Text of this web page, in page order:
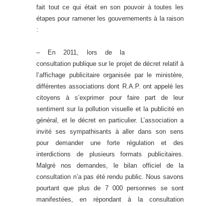
fait tout ce qui était en son pouvoir à toutes les
étapes pour ramener les gouvernements à la raison
:
– En 2011, lors de la
consultation publique sur le projet de décret relatif à
l’affichage publicitaire organisée par le ministère,
différentes associations dont R.A.P. ont appelé les
citoyens à s’exprimer pour faire part de leur
sentiment sur la pollution visuelle et la publicité en
général, et le décret en particulier. L’association a
invité ses sympathisants à aller dans son sens
pour demander une forte régulation et des
interdictions de plusieurs formats publicitaires.
Malgré nos demandes, le bilan officiel de la
consultation n’a pas été rendu public. Nous savons
pourtant que plus de 7 000 personnes se sont
manifestées, en répondant à la consultation